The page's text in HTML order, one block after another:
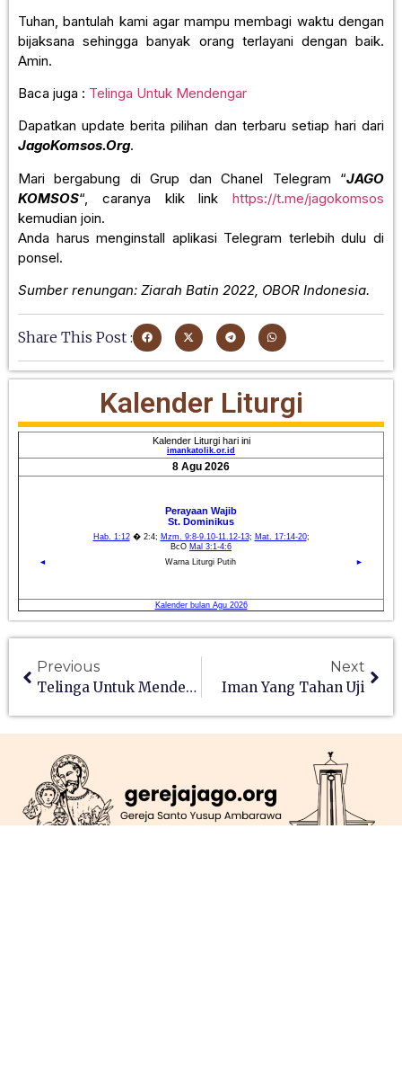
Tuhan, bantulah kami agar mampu membagi waktu dengan
bijaksana sehingga banyak orang terlayani dengan baik.
Amin.
Baca juga : Telinga Untuk Mendengar
Dapatkan update berita pilihan dan terbaru setiap hari dari
JagoKomsos.Org.
Mari bergabung di Grup dan Chanel Telegram “JAGO
KOMSOS“, caranya klik link https://t.me/jagokomsos
kemudian join.
Anda harus menginstall aplikasi Telegram terlebih dulu di
ponsel.
Sumber renungan: Ziarah Batin 2022, OBOR Indonesia.
Share This Post :
Kalender Liturgi
Previous
Telinga Untuk Mendengar
Next
Iman Yang Tahan Uji